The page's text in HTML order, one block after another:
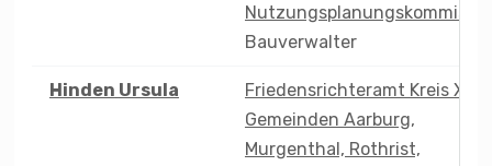
Bauverwalter
Hinden Ursula
Friedensrichteramt Kreis XV –
Gemeinden Aarburg,
Murgenthal, Rothrist,